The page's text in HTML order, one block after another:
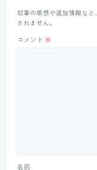
記事の感想や追加情報な
されません。
コメント ※
名前